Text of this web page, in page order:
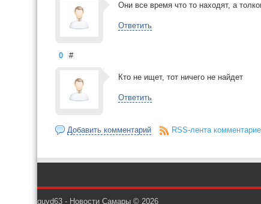
Они все время что то находят, а
Ответить
0 #
Кто не ищет, тот ничего не найдет
Ответить
Добавить комментарий RSS-лента
guvd63 - Новости Самары © 2026